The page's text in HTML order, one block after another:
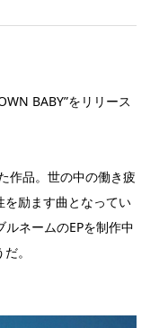
BABY”をリリース
作品。世の中の働き疲
励ます曲となってい
ネームのEPを制作中
。